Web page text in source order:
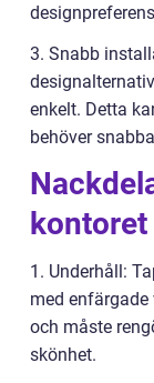
3. Snabb
enkelt. Detta
behöver
1. Underhåll:
med
och måste
skönhet.